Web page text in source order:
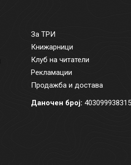
За ТРИ
Книжарници
Клуб на читатели
Рекламации
Продажба и достава
Даночен број: